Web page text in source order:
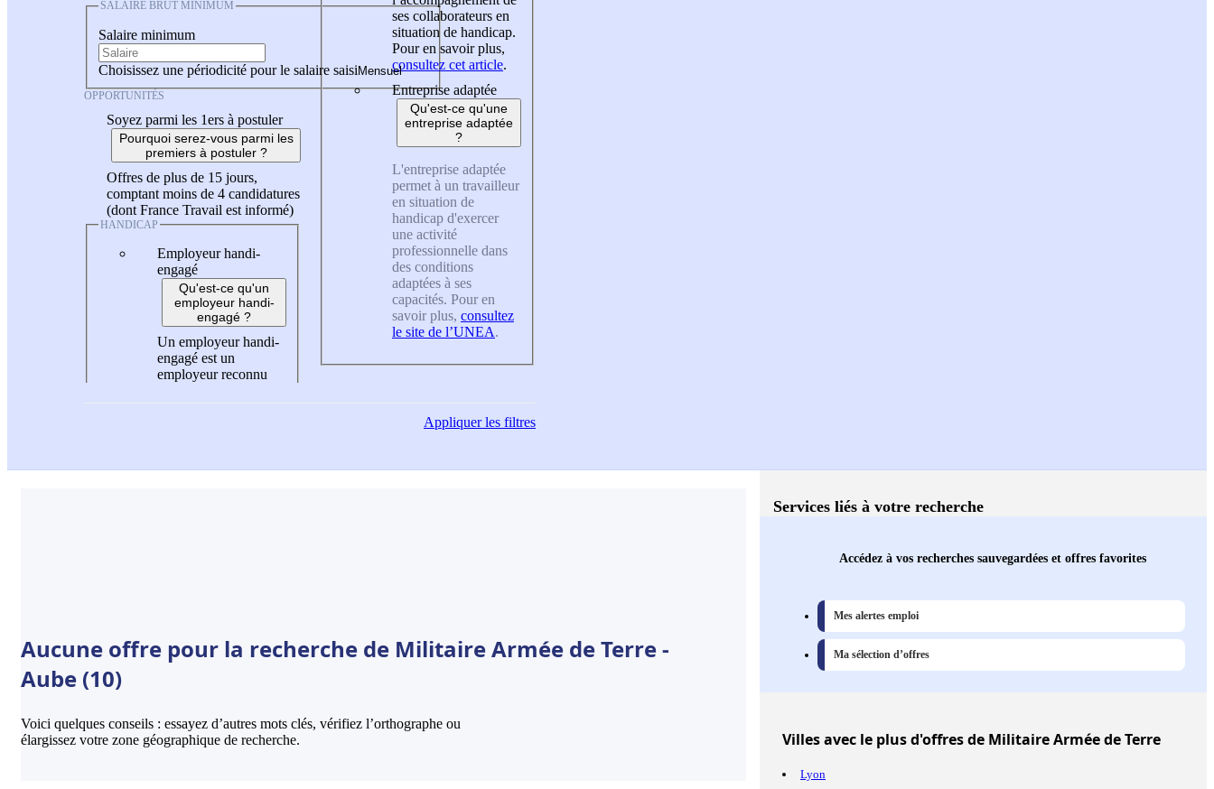
SALAIRE BRUT MINIMUM
Salaire minimum
Choisissez une périodicité pour le salaire saisi
OPPORTUNITÉS
Soyez parmi les 1ers à postuler
Pourquoi serez-vous parmi les
premiers à postuler ?
Offres de plus de 15 jours,
comptant moins de 4 candidatures
(dont France Travail est informé)
HANDICAP
Employeur handi-
engagé
Qu'est-ce qu'un
employeur handi-
engagé ?
Un employeur handi-
engagé est un
employeur reconnu
ses collaborateurs en
situation de handicap.
Pour en savoir plus,
consultez cet article.
Entreprise adaptée
Qu'est-ce qu'une
entreprise adaptée
?
L'entreprise adaptée
permet à un travailleur
en situation de
handicap d'exercer
une activité
professionnelle dans
des conditions
adaptées à ses
capacités. Pour en
savoir plus, consultez
le site de l’UNEA.
Appliquerles filtres
Aucune offre pour la recherche de Militaire Armée de Terre -
Aube (10)
Voici quelques conseils : essayez d’autres mots clés, vérifiez l’orthographe ou
élargissez votre zone géographique de recherche.
Services liés à votre recherche
Accédez à vos recherches sauvegardées et offres favorites
Mes alertes emploi
Ma sélection d’offres
Villesavec le plus d'offres de Militaire Armée de Terre
Lyon